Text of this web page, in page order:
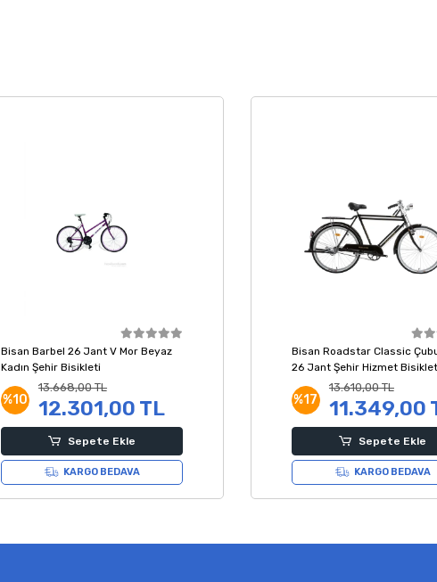
Bisan Barbel 26 Jant V Mor Beyaz
Kadın Şehir Bisikleti
%10
13.668,00 TL
12.301,00 TL
Sepete Ekle
KARGO BEDAVA
Bisan Roadstar Classic
26 Jant Şehir Hizmet
58 Kadro
%17
13.610,00 TL
11.349,00
Sepete Ekle
KARGO BEDAVA